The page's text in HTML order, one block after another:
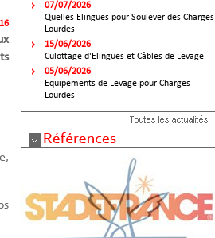
07/07/2026
Quelles Elingues pour Soulever des Charges
Lourdes
15/06/2026
Culottage d'Elingues et Câbles de Levage
05/06/2026
Equipements de Levage pour Charges
Lourdes